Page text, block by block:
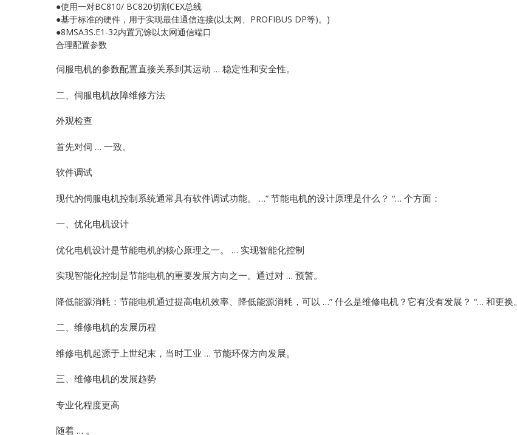
●使用一对BC810/ BC820切割CEX总线
●基于标准的硬件，用于实现最佳通信连接(以太网、PROFIBUS DP等)。)
●8MSA3S.E1-32内置冗馀以太网通信端口
合理配置参数
伺服电机的参数配置直接关系到其运动 … 稳定性和安全性。
二、伺服电机故障维修方法
外观检查
首先对伺 … 一致。
软件调试
现代的伺服电机控制系统通常具有软件调试功能。 …” 节能电机的设计原理是什么？ “… 个方面：
一、优化电机设计
优化电机设计是节能电机的核心原理之一。 … 实现智能化控制
实现智能化控制是节能电机的重要发展方向之一。通过对 … 预警。
降低能源消耗：节能电机通过提高电机效率、降低能源消耗，可以 …” 什么是维修电机？它有没有发展？ “… 和更换。
二、维修电机的发展历程
维修电机起源于上世纪末，当时工业 … 节能环保方向发展。
三、维修电机的发展趋势
专业化程度更高
随着 … 。